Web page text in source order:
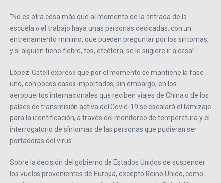
“No es otra cosa más que al momento de la entrada de la
escuela o el trabajo haya unas personas dedicadas, con un
entrenamiento mínimo, que pueden preguntar por los síntomas,
y si alguien tiene fiebre, tos, etcétera, se le sugiere ir a casa”.
López-Gatell expresó que por el momento se mantiene la fase
uno, con pocos casos importados; sin embargo, en los
aeropuertos internacionales que reciben viajes de China o de los
países de transmisión activa del Covid-19 se escalará el tamizaje
para la identificación, a través del monitoreo de temperatura y el
interrogatorio de síntomas de las personas que pudieran ser
portadoras del virus.
Sobre la decisión del gobierno de Estados Unidos de suspender
los vuelos provenientes de Europa, excepto Reino Unido, como